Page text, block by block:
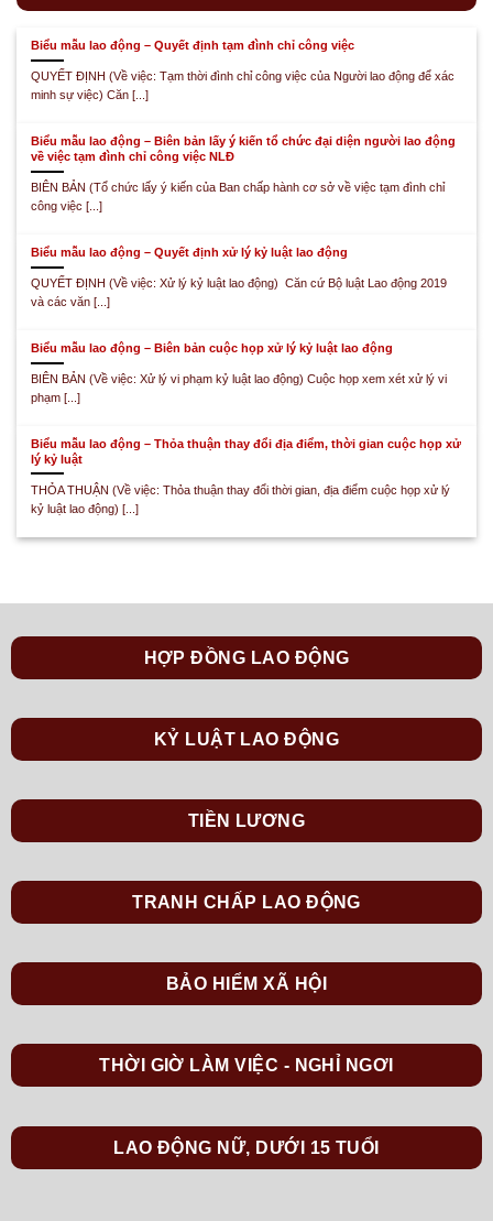
Biểu mẫu lao động – Quyết định tạm đình chỉ công việc
QUYẾT ĐỊNH (Về việc: Tạm thời đình chỉ công việc của Người lao động để xác
minh sự việc) Căn [...]
Biểu mẫu lao động – Biên bản lấy ý kiến tổ chức đại diện người lao động
về việc tạm đình chỉ công việc NLĐ
BIÊN BẢN (Tổ chức lấy ý kiến của Ban chấp hành cơ sở về việc tạm đình chỉ
công việc [...]
Biểu mẫu lao động – Quyết định xử lý kỷ luật lao động
QUYẾT ĐỊNH (Về việc: Xử lý kỷ luật lao động) Căn cứ Bộ luật Lao động 2019
và các văn [...]
Biểu mẫu lao động – Biên bản cuộc họp xử lý kỷ luật lao động
BIÊN BẢN (Về việc: Xử lý vi phạm kỷ luật lao động) Cuộc họp xem xét xử lý vi
phạm [...]
Biểu mẫu lao động – Thỏa thuận thay đổi địa điểm, thời gian cuộc họp xử
lý kỷ luật
THỎA THUẬN (Về việc: Thỏa thuận thay đổi thời gian, địa điểm cuộc họp xử lý
kỷ luật lao động) [...]
HỢP ĐỒNG LAO ĐỘNG
KỶ LUẬT LAO ĐỘNG
TIỀN LƯƠNG
TRANH CHẤP LAO ĐỘNG
BẢO HIỂM XÃ HỘI
THỜI GIỜ LÀM VIỆC - NGHỈ NGƠI
LAO ĐỘNG NỮ, DƯỚI 15 TUỔI